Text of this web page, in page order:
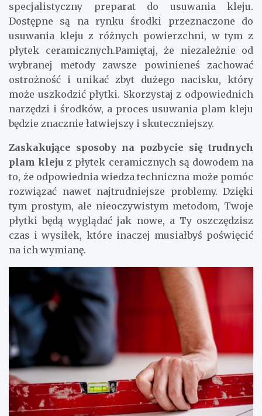
specjalistyczny preparat do usuwania kleju.
Dostępne są na rynku środki przeznaczone do
usuwania kleju z różnych powierzchni, w tym z
płytek ceramicznych.Pamiętaj, że niezależnie od
wybranej metody zawsze powinieneś zachować
ostrożność i unikać zbyt dużego nacisku, który
może uszkodzić płytki. Skorzystaj z odpowiednich
narzędzi i środków, a proces usuwania plam kleju
będzie znacznie łatwiejszy i skuteczniejszy.
Zaskakujące sposoby na pozbycie się trudnych
plam kleju z płytek ceramicznych są dowodem na
to, że odpowiednia wiedza techniczna może pomóc
rozwiązać nawet najtrudniejsze problemy. Dzięki
tym prostym, ale nieoczywistym metodom, Twoje
płytki będą wyglądać jak nowe, a Ty oszczędzisz
czas i wysiłek, które inaczej musiałbyś poświęcić
na ich wymianę.